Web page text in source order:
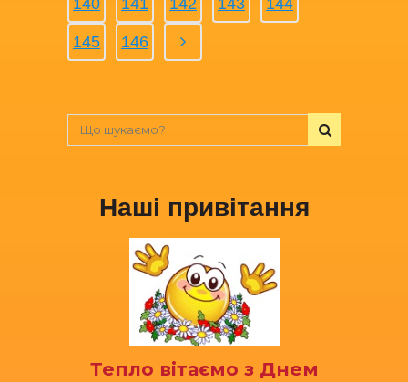
145 146
Наші привітання
Тепло вітаємо з Днем